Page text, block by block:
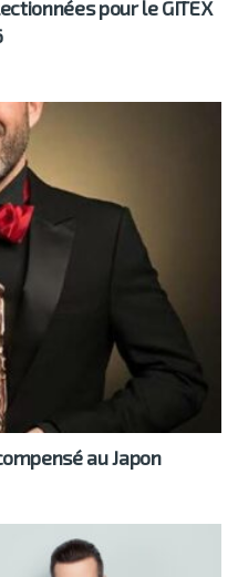
pour le GITEX
au Japon